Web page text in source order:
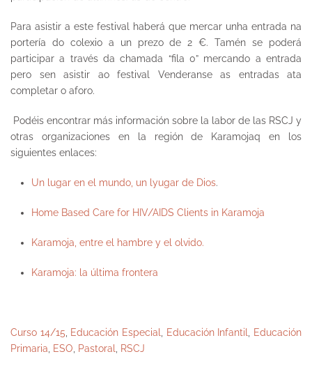
Para asistir a este festival haberá que mercar unha entrada na
portería do colexio a un prezo de 2 €. Tamén se poderá
participar a través da chamada “fila 0” mercando a entrada
pero sen asistir ao festival Venderanse as entradas ata
completar o aforo.
Podéis encontrar más información sobre la labor de las RSCJ y
otras organizaciones en la región de Karamojaq en los
siguientes enlaces:
Un lugar en el mundo, un lyugar de Dios.
Home Based Care for HIV/AIDS Clients in Karamoja
Karamoja, entre el hambre y el olvido.
Karamoja: la última frontera
Curso 14/15, Educación Especial, Educación Infantil, Educación
Primaria, ESO, Pastoral, RSCJ